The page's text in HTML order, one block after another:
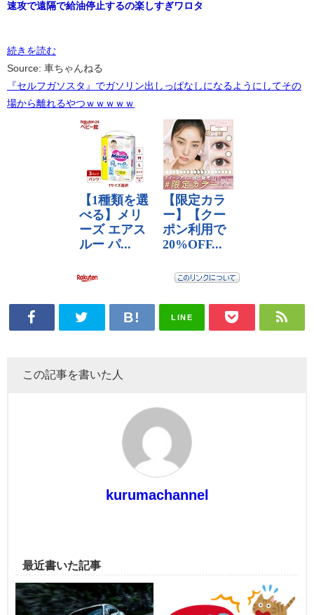
速攻で遠隔で給油停止するの楽しすぎワロタ
続きを読む
Source: 車ちゃんねる
『セルフガソスタ』でガソリン出しっぱなしになるようにしてその
場から離れるやつｗｗｗｗｗ
LINE
この記事を書いた人
kurumachannel
最近書いた記事